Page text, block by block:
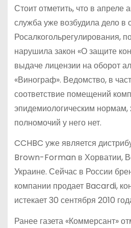
Стоит отметить, что в апреле
служба уже возбудила дело в
Росалкогольрегулирования,
нарушила закон «О защите
выдаче лицензии на оборот
«Винограф». Ведомство, в
соответствие помещений
эпидемиологическим нормам,
полномочий у него нет.
CCHBC уже является
Brown-Forman в Хорватии,
Украине. Сейчас в России
компании продает Bacardi,
истекает 30 сентября 2010
Ранее газета «Коммерсант»